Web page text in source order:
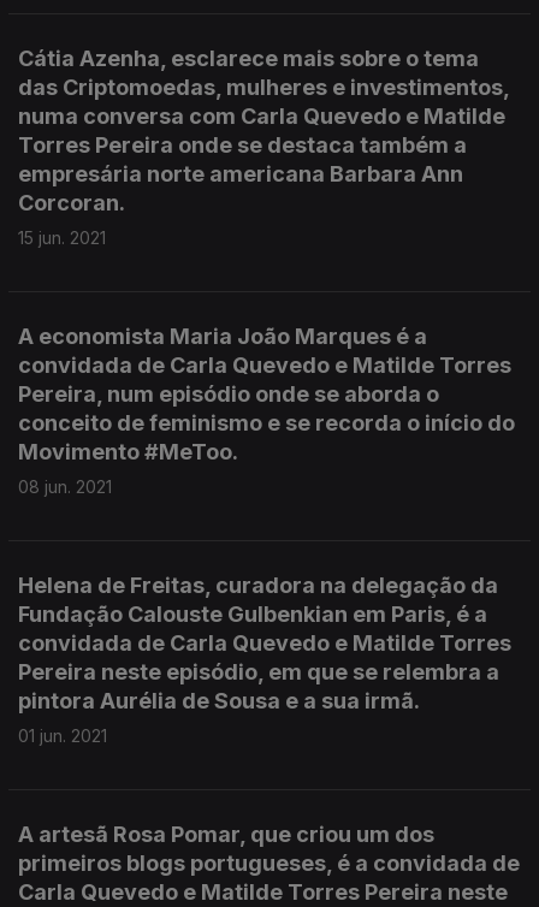
Cátia Azenha, esclarece mais sobre o tema
das Criptomoedas, mulheres e investimentos,
numa conversa com Carla Quevedo e Matilde
Torres Pereira onde se destaca também a
empresária norte americana Barbara Ann
Corcoran.
15 jun. 2021
A economista Maria João Marques é a
convidada de Carla Quevedo e Matilde Torres
Pereira, num episódio onde se aborda o
conceito de feminismo e se recorda o início do
Movimento #MeToo.
08 jun. 2021
Helena de Freitas, curadora na delegação da
Fundação Calouste Gulbenkian em Paris, é a
convidada de Carla Quevedo e Matilde Torres
Pereira neste episódio, em que se relembra a
pintora Aurélia de Sousa e a sua irmã.
01 jun. 2021
A artesã Rosa Pomar, que criou um dos
primeiros blogs portugueses, é a convidada de
Carla Quevedo e Matilde Torres Pereira neste